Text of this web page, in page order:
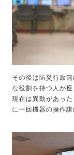
その後は防災行政
な役割を持つ人が
現在は異動があっ
に一回機器の操作